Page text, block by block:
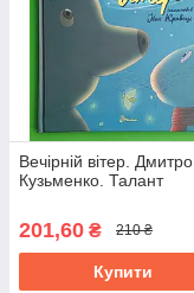
Вечірній вітер. Дмитро
Кузьменко. Талант
201,60 ₴ 210 ₴
Купити